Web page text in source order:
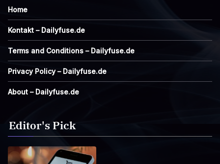
Home
Kontakt – Dailyfuse.de
Terms and Conditions – Dailyfuse.de
Privacy Policy – Dailyfuse.de
About – Dailyfuse.de
Editor's Pick